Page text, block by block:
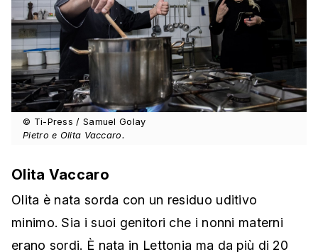
© Ti-Press / Samuel Golay
Pietro e Olita Vaccaro.
Olita Vaccaro
Olita è nata sorda con un residuo uditivo
minimo. Sia i suoi genitori che i nonni materni
erano sordi. È nata in Lettonia ma da più di 20